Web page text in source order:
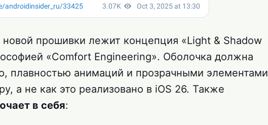
новой прошивки лежит концепция «Light & Shadow
«Comfort Engineering». Оболочка должна
плавностью анимаций и прозрачными элементами
а не как это реализовано в iOS 26. Также
в себя: